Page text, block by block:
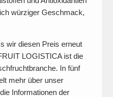
würziger Geschmack,
wir diesen Preis erneut
LOGISTICA ist die
In fünf
mehr über unser
Informationen der